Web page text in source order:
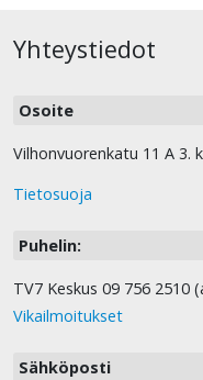
Yhteystiedot
Osoite
Vilhonvuorenkatu 11 A 3.
Tietosuoja
Puhelin:
TV7 Keskus 09 756 2510
Vikailmoitukset
Sähköposti